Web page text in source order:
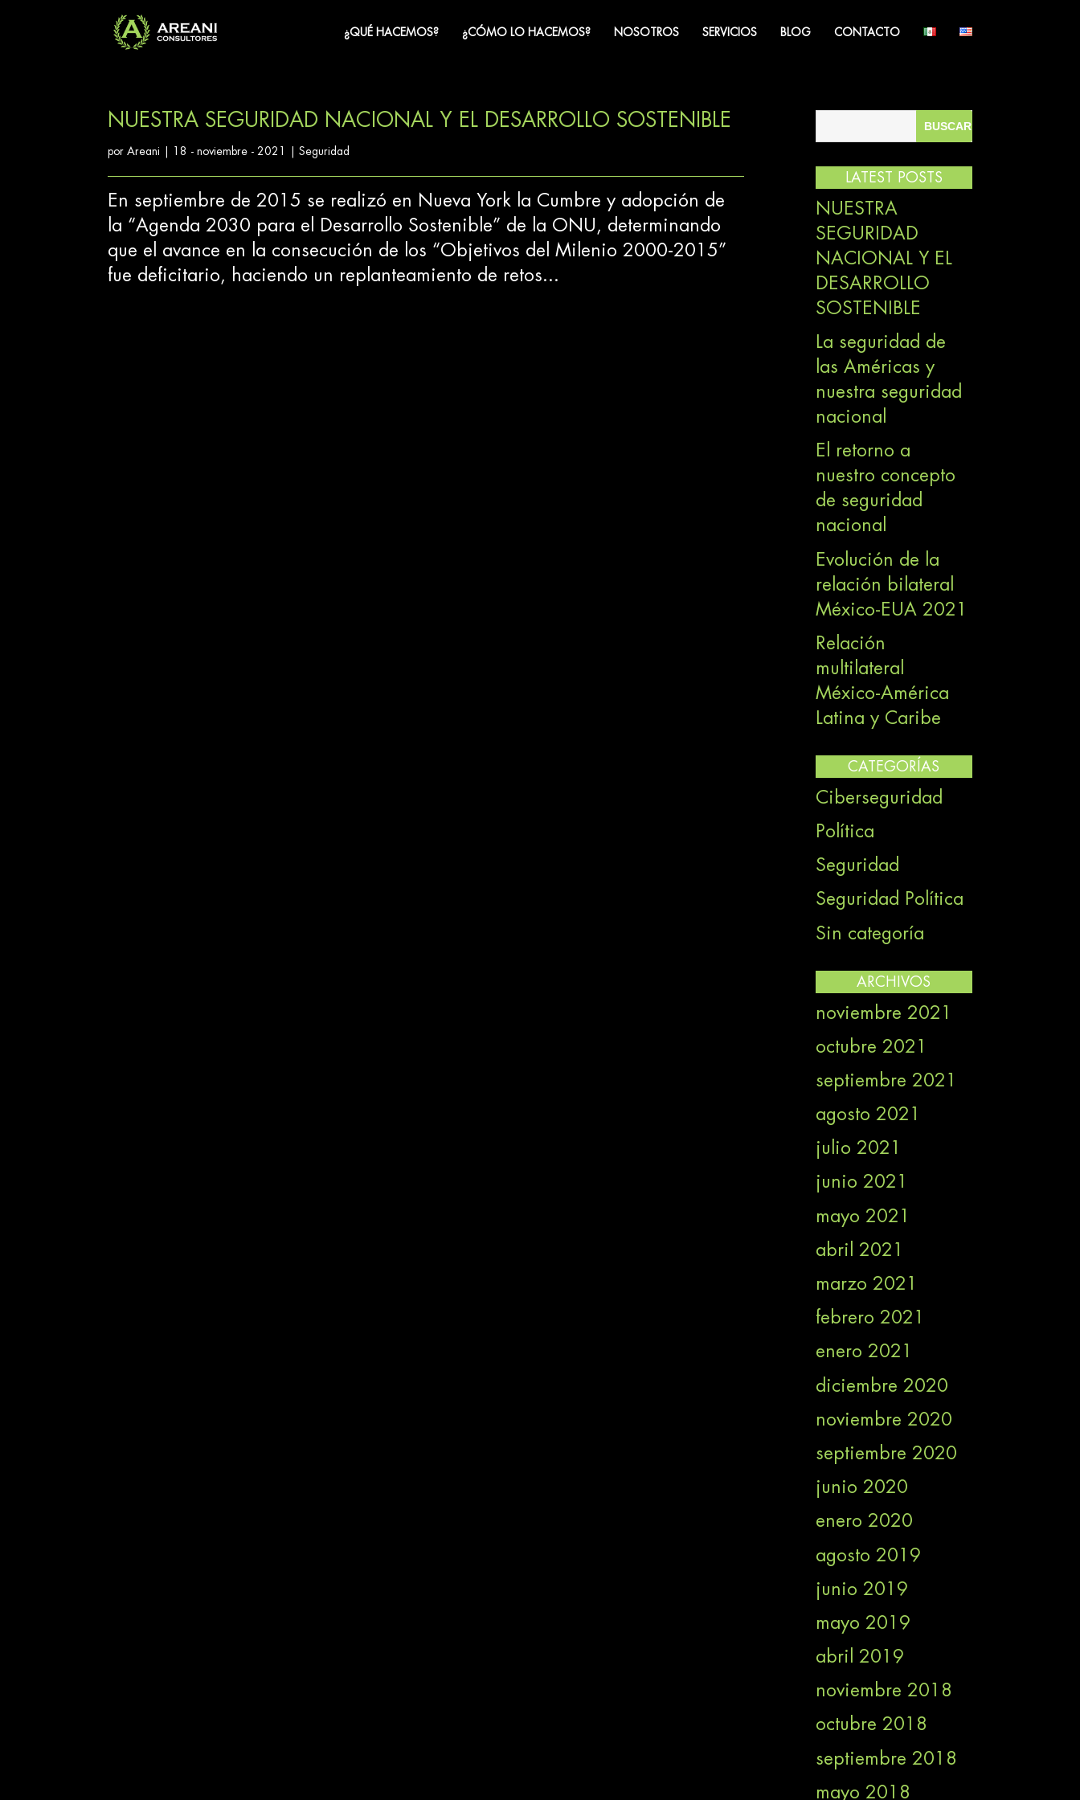
¿QUÉ HACEMOS? ¿CÓMO LO HACEMOS? NOSOTROS SERVICIOS BLOG CONTACTO
NUESTRA SEGURIDAD NACIONAL Y EL DESARROLLO SOSTENIBLE
porAreani 18 - noviembre - 2021 |Seguridad
En septiembre de 2015 se realizó en Nueva York la Cumbre y adopción de
la “Agenda 2030 para el Desarrollo Sostenible” de la ONU, determinando
que el avance en la consecución de los “Objetivos del Milenio 2000-2015”
fue deficitario, haciendo un replanteamiento de retos...
LATEST POSTS
NUESTRA
SEGURIDAD
NACIONAL Y EL
DESARROLLO
SOSTENIBLE
La seguridad de
las Américas y
nuestra seguridad
nacional
El retorno a
nuestro concepto
de seguridad
nacional
Evolución de la
relación bilateral
México-EUA 2021
Relación
multilateral
México-América
Latina y Caribe
CATEGORÍAS
Ciberseguridad
Política
Seguridad
Seguridad Política
Sin categoría
ARCHIVOS
noviembre 2021
octubre 2021
septiembre 2021
agosto 2021
julio 2021
junio 2021
mayo 2021
abril 2021
marzo 2021
febrero 2021
enero 2021
diciembre 2020
noviembre 2020
septiembre 2020
junio 2020
enero 2020
agosto 2019
junio 2019
mayo 2019
abril 2019
noviembre 2018
octubre 2018
septiembre 2018
mayo 2018